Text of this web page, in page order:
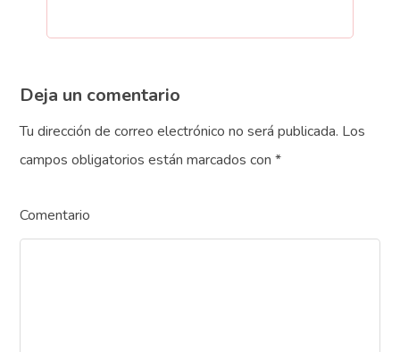
Deja un comentario
Tu dirección de correo electrónico no será publicada. Los
campos obligatorios están marcados con*
Comentario